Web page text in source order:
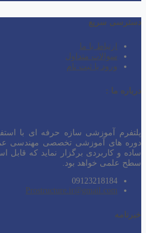
دسترسی سریع
ارتباط با ما
سوالات متداول
ورود یا ثبت نام
درباره ما :
پلتفرم آموزشی سازه حرفه ای با
دوره های آموزشی تخصصی مهندسی
ساده و کاربردی برگزار نماید که قابل
سطح علمی خواهد بود.
09123218184
Prostructure.ir@gmail.com
خبرنامه